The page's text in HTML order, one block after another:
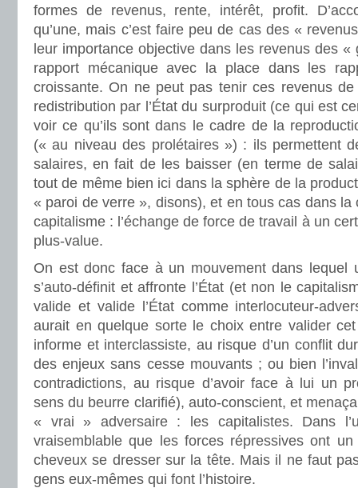
formes de revenus, rente, intérêt, profit.
qu’une, mais c’est faire peu de cas des «
leur importance objective dans les revenus des
rapport mécanique avec la place dans les
croissante. On ne peut pas tenir ces revenus
redistribution par l’État du surproduit (ce qui est
voir ce qu’ils sont dans le cadre de la
(« au niveau des prolétaires ») : ils permettent
salaires, en fait de les baisser (en terme de
tout de même bien ici dans la sphère de la
« paroi de verre », disons), et en tous cas dans la
capitalisme : l’échange de force de travail à un
plus-value.
On est donc face à un mouvement dans lequel
s’auto-définit et affronte l’État (et non le
valide et valide l’État comme interlocuteur-
aurait en quelque sorte le choix entre valider
informe et interclassiste, au risque d’un conflit
des enjeux sans cesse mouvants ; ou bien
contradictions, au risque d’avoir face à lui un
sens du beurre clarifié), auto-conscient, et
« vrai » adversaire : les capitalistes. Dans
vraisemblable que les forces répressives ont
cheveux se dresser sur la tête. Mais il ne faut
gens eux-mêmes qui font l’histoire.